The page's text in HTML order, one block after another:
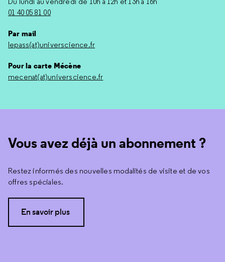
01 40 05 81 00
Par mail
lepass(at)universcience.fr
Pour la carte Mécène
mecenat(at)universcience.fr
Vous avez déjà un abonnement ?
Restez informés des nouvelles modalités de visite et de vos
offres spéciales.
En savoir plus